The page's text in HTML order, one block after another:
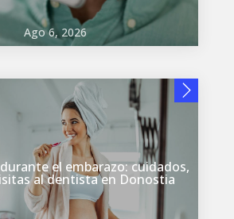
Ago 6, 2026
el embarazo: cuidados,
al dentista en Donostia